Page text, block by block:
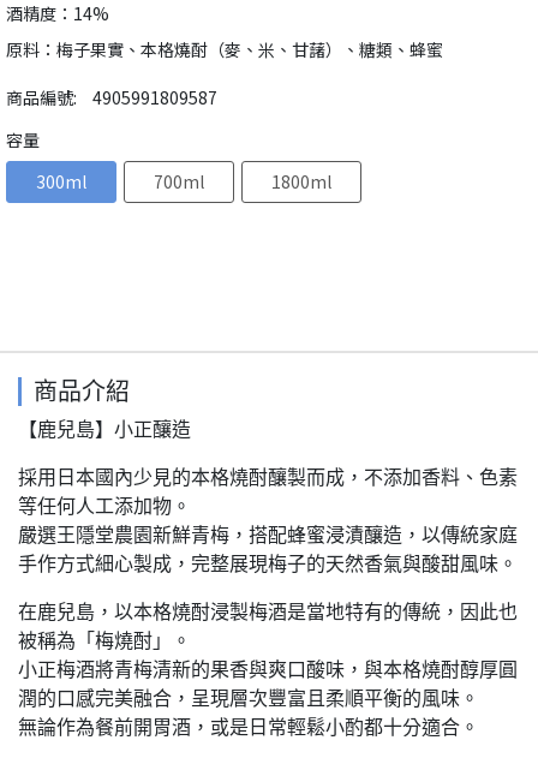
酒精度：14%
原料：梅子果實、本格燒酎（麥、米、甘藷）、糖類、蜂蜜
商品編號:
4905991809587
容量
300ml
700ml 1800ml
商品介紹
【鹿兒島】小正釀造
採用日本國內少見的本格燒酎釀製而成，不添加香料、色素
等任何人工添加物。
嚴選王隱堂農園新鮮青梅，搭配蜂蜜浸漬釀造，以傳統家庭
手作方式細心製成，完整展現梅子的天然香氣與酸甜風味。
在鹿兒島，以本格燒酎浸製梅酒是當地特有的傳統，因此也
被稱為「梅燒酎」。
小正梅酒將青梅清新的果香與爽口酸味，與本格燒酎醇厚圓
潤的口感完美融合，呈現層次豐富且柔順平衡的風味。
無論作為餐前開胃酒，或是日常輕鬆小酌都十分適合。